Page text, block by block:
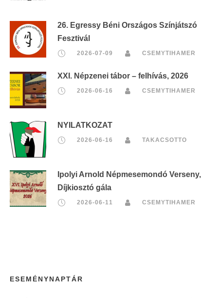
26. Egressy Béni Országos Színjátszó
Fesztivál
2026-07-09 CSEMYTIHAMER
XXI. Népzenei tábor – felhívás, 2026
2026-06-16 CSEMYTIHAMER
NYILATKOZAT
2026-06-16 TAKACSOTTO
Ipolyi Arnold Népmesemondó Verseny,
Díjkiosztó gála
2026-06-11 CSEMYTIHAMER
ESEMÉNYNAPTÁR